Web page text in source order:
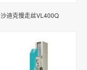
沙迪克慢走丝VL400Q